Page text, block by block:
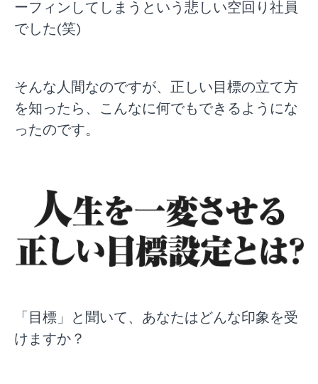
ーフィンしてしまうという悲しい空回り社員
でした(笑)
そんな人間なのですが、正しい目標の立て方
を知ったら、こんなに何でもできるようにな
ったのです。
「目標」と聞いて、あなたはどんな印象を受
けますか？